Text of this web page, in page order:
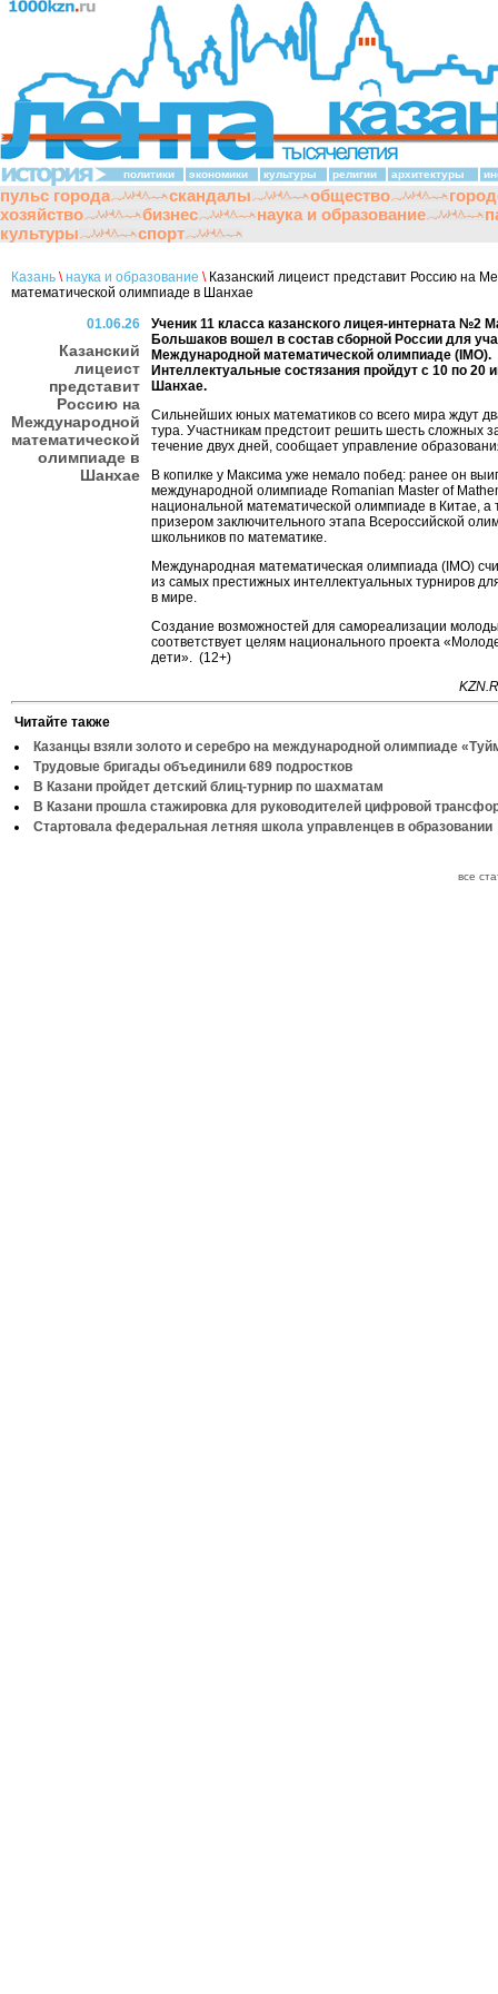
политики экономики культуры религии архитектуры
пульс города скандалы общество
хозяйство
бизнес наука и образование
культуры
спорт
Казань \ наука и образование \Казанский лицеист представит Россию на
математической олимпиаде в Шанхае
01.06.26
Казанский
лицеист
представит
Россию на
Международной
математической
олимпиаде в
Шанхае
Ученик 11 класса казанского лицея-интерната №2
Большаков вошел в состав сборной России для
Международной математической олимпиаде (IMO).
Интеллектуальные состязания пройдут с 10 по 20
Шанхае.
Сильнейших юных математиков со всего мира ждут
тура. Участникам предстоит решить шесть сложных
течение двух дней, сообщает управление
В копилке у Максима уже немало побед: ранее он
международной олимпиаде Romanian Master of
национальной математической олимпиаде в Китае, а
призером заключительного этапа Всероссийской
школьников по математике.
Международная математическая олимпиада (IMO)
из самых престижных интеллектуальных турниров
в мире.
Создание возможностей для самореализации
соответствует целям национального проекта
дети». (12+)
Читайте также
Казанцы взяли золото и серебро на международной олимпиаде
Трудовые бригады объединили 689 подростков
В Казани пройдет детский блиц-турнир по шахматам
В Казани прошла стажировка для руководителей цифровой
Стартовала федеральная летняя школа управленцев в образовании
все